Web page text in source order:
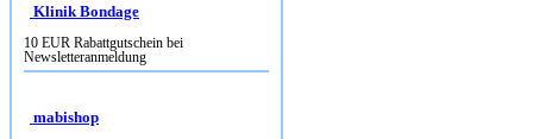
Newsletteranmeldung
mabishop